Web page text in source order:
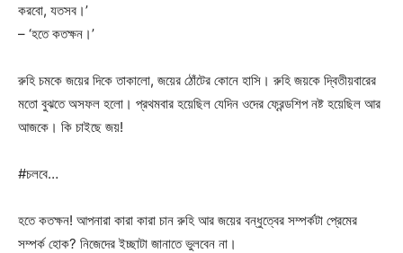
করবো, যতসব।’
– ‘হতে কতক্ষন।’
রুহি চমকে জয়ের দিকে তাকালো, জয়ের ঠোঁটের কোনে হাসি। রুহি জয়কে দ্বিতীয়বারের
মতো বুঝতে অসফল হলো। প্রথমবার হয়েছিল যেদিন ওদের ফ্রেন্ডশিপ নষ্ট হয়েছিল আর
আজকে। কি চাইছে জয়!
#চলবে…
হতে কতক্ষন! আপনারা কারা কারা চান রুহি আর জয়ের বন্ধুত্বের সম্পর্কটা প্রেমের
সম্পর্ক হোক? নিজেদের ইচ্ছাটা জানাতে ভুলবেন না।